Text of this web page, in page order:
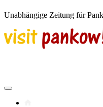
Unabhängige Zeitung für